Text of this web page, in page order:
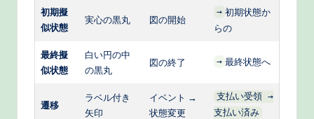
初期擬
似状態
実心の黒丸 図の開始
→ 初期状態か
らの
最終擬
似状態
白い円の中
の黒丸
図の終了 → 最終状態へ
遷移
ラベル付き
矢印
イベント →
状態変更
支払い受領 →
支払い済み